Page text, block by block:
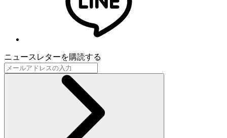
ニュースレターを購読する